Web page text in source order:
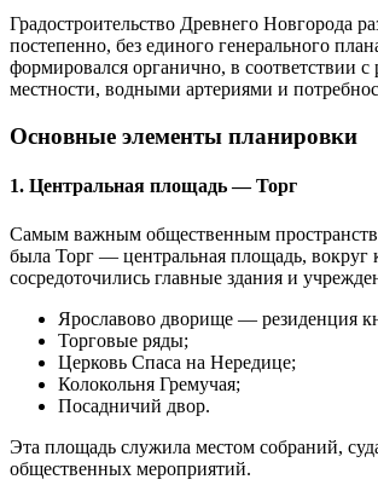
Градостроительство Древнего Новгорода
постепенно, без единого генерального
формировался органично, в соответствии с
местности, водными артериями и
Основные элементы планировки
1. Центральная площадь — Торг
Самым важным общественным
была Торг — центральная площадь, вокруг
сосредоточились главные здания и
Ярославово дворище — резиденция
Торговые ряды;
Церковь Спаса на Нередице;
Колокольня Гремучая;
Посадничий двор.
Эта площадь служила местом собраний,
общественных мероприятий.